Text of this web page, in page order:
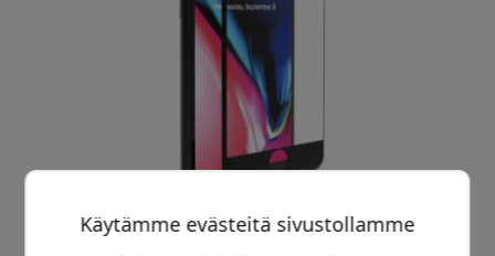
Käytämme evästeitä sivustollamme